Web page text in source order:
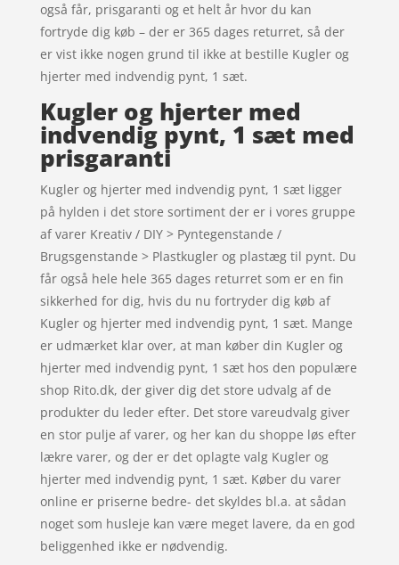
også får, prisgaranti og et helt år hvor du kan
fortryde dig køb – der er 365 dages returret, så der
er vist ikke nogen grund til ikke at bestille Kugler og
hjerter med indvendig pynt, 1 sæt.
Kugler og hjerter med
indvendig pynt, 1 sæt med
prisgaranti
Kugler og hjerter med indvendig pynt, 1 sæt ligger
på hylden i det store sortiment der er i vores gruppe
af varer Kreativ / DIY > Pyntegenstande /
Brugsgenstande > Plastkugler og plastæg til pynt. Du
får også hele hele 365 dages returret som er en fin
sikkerhed for dig, hvis du nu fortryder dig køb af
Kugler og hjerter med indvendig pynt, 1 sæt. Mange
er udmærket klar over, at man køber din Kugler og
hjerter med indvendig pynt, 1 sæt hos den populære
shop Rito.dk, der giver dig det store udvalg af de
produkter du leder efter. Det store vareudvalg giver
en stor pulje af varer, og her kan du shoppe løs efter
lækre varer, og der er det oplagte valg Kugler og
hjerter med indvendig pynt, 1 sæt. Køber du varer
online er priserne bedre- det skyldes bl.a. at sådan
noget som husleje kan være meget lavere, da en god
beliggenhed ikke er nødvendig.